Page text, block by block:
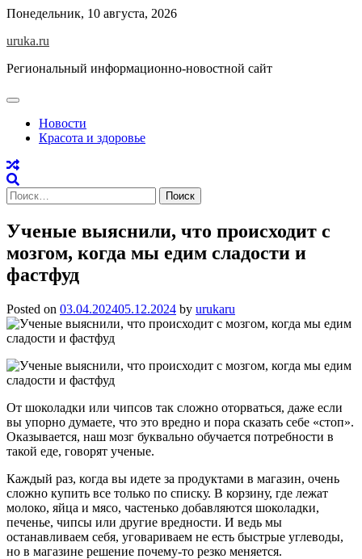
Skip
content
Понедельник, 10 августа, 2026
uruka.ru
Региональный информационно-новостной сайт
Новости
Красота и здоровье
Найти:
Ученые выяснили, что происходит с
мозгом, когда мы едим сладости и
фастфуд
Posted on 03.04.202405.12.2024 by urukaru
От шоколадки или чипсов так сложно оторваться, даже если
вы упорно думаете, что это вредно и пора сказать себе «стоп».
Оказывается, наш мозг буквально обучается потребности в
такой еде, говорят ученые.
Каждый раз, когда вы идете за продуктами в магазин, очень
сложно купить все только по списку. В корзину, где лежат
молоко, яйца и мясо, частенько добавляются шоколадки,
печенье, чипсы или другие вредности. И ведь мы
останавливаем себя, уговариваем не есть быстрые углеводы,
но в магазине решение почему-то резко меняется.